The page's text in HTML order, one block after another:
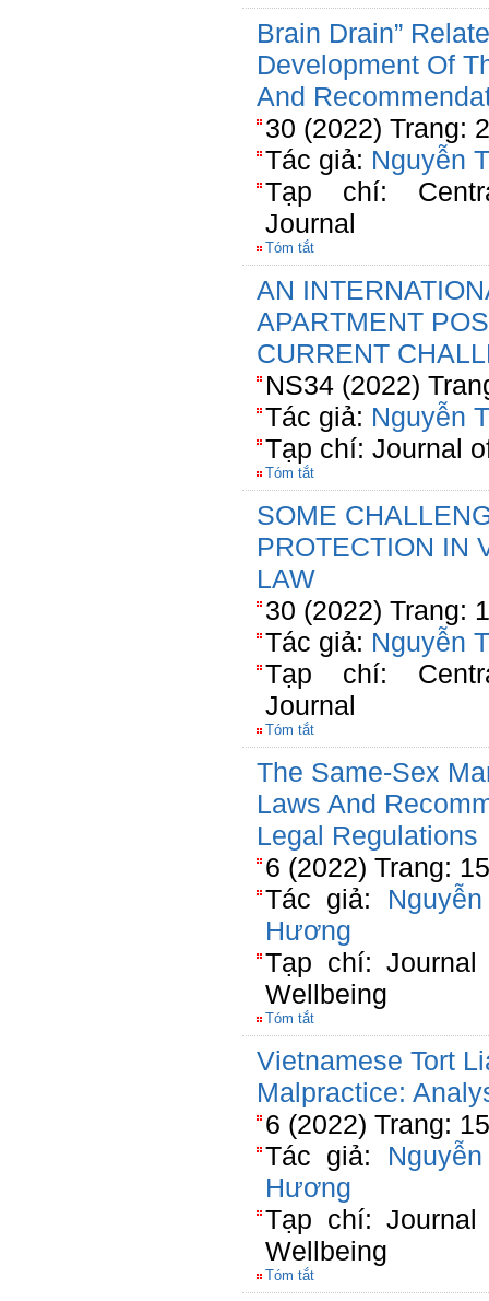
Brain Drain”
Development Of
And
30 (2022) Trang:
Tác giả: Nguyễn
Tạp chí:
Journal
Tóm tắt
AN
APARTMENT
CURRENT
NS34 (2022)
Tác giả: Nguyễn
Tạp chí: Journal
Tóm tắt
SOME
PROTECTION IN
LAW
30 (2022) Trang:
Tác giả: Nguyễn
Tạp chí:
Journal
Tóm tắt
The Same-Sex
Laws And
Legal Regulations
6 (2022) Trang:
Tác giả:
Hương
Tạp chí:
Wellbeing
Tóm tắt
Vietnamese Tort
Malpractice:
6 (2022) Trang:
Tác giả:
Hương
Tạp chí:
Wellbeing
Tóm tắt